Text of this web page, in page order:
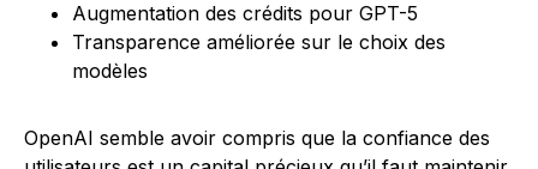
Augmentation des crédits pour GPT-5
Transparence améliorée sur le choix des
modèles
OpenAI semble avoir compris que la confiance des